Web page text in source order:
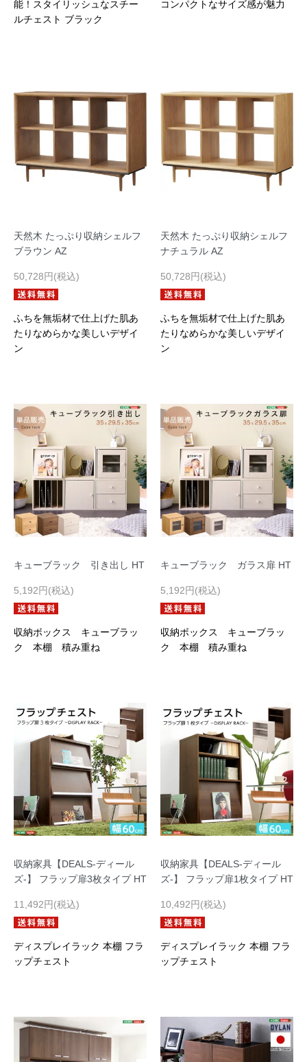
能！スタイリッシュなスチー
ルチェスト ブラック
コンパクトなサイズ感が魅力
天然木 たっぷり収納シェルフ
ブラウン AZ
50,728円(税込)
ふちを無垢材で仕上げた肌あ
たりなめらかな美しいデザイ
ン
天然木 たっぷり収納シェルフ
ナチュラル AZ
50,728円(税込)
ふちを無垢材で仕上げた肌あ
たりなめらかな美しいデザイ
ン
キューブラック 引き出し HT
5,192円(税込)
収納ボックス キューブラッ
ク 本棚 積み重ね
キューブラック ガラス扉 HT
5,192円(税込)
収納ボックス キューブラッ
ク 本棚 積み重ね
収納家具【DEALS-ディール
ズ-】 フラップ扉3枚タイプ HT
11,492円(税込)
ディスプレイラック 本棚 フラ
ップチェスト
収納家具【DEALS-ディール
ズ-】 フラップ扉1枚タイプ HT
10,492円(税込)
ディスプレイラック 本棚 フラ
ップチェスト